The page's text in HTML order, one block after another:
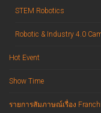
STEM Robotics
Robotic & Industry 4.0
Hot Event
Show Time
รายการสัมภาษณ์เรื่อง